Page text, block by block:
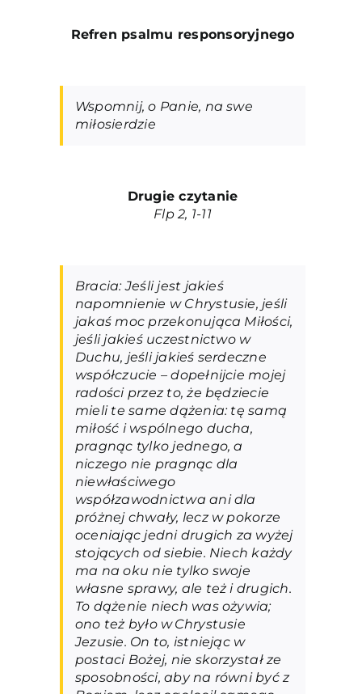
Refren psalmu responsoryjnego
Wspomnij, o Panie, na swe
miłosierdzie
Drugie czytanie
Flp2, 1-11
Bracia: Jeśli jest jakieś
napomnienie w Chrystusie, jeśli
jakaś moc przekonująca Miłości,
jeśli jakieś uczestnictwo w
Duchu, jeśli jakieś serdeczne
współczucie – dopełnijcie mojej
radości przez to, że będziecie
mieli te same dążenia: tę samą
miłość i wspólnego ducha,
pragnąc tylko jednego, a
niczego nie pragnąc dla
niewłaściwego
współzawodnictwa ani dla
próżnej chwały, lecz w pokorze
oceniając jedni drugich za wyżej
stojących od siebie. Niech każdy
ma na oku nie tylko swoje
własne sprawy, ale też i drugich.
To dążenie niech was ożywia;
ono też było w Chrystusie
Jezusie. On to, istniejąc w
postaci Bożej, nie skorzystał ze
sposobności, aby na równi być z